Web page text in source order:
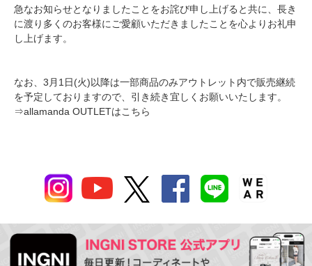
急なお知らせとなりましたことをお詫び申し上げると共に、長き
に渡り多くのお客様にご愛顧いただきましたことを心よりお礼申
し上げます。
なお、3月1日(火)以降は一部商品のみアウトレット内で販売継続
を予定しておりますので、引き続き宜しくお願いいたします。
⇒allamanda OUTLETはこちら